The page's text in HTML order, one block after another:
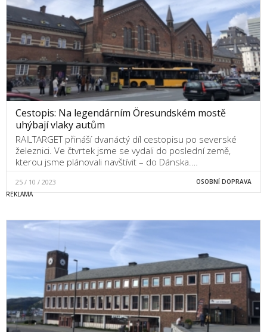
Cestopis: Na legendárním Öresundském mostě
uhýbají vlaky autům
RAILTARGET přináší dvanáctý díl cestopisu po severské
železnici. Ve čtvrtek jsme se vydali do poslední země,
kterou jsme plánovali navštívit – do Dánska.…
25 / 10 / 2023 OSOBNÍ DOPRAVA